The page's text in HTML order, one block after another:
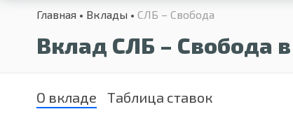
Главная Вклады СЛБ – Свобода
Вклад СЛБ – Свобода
О вкладе Таблица ставок